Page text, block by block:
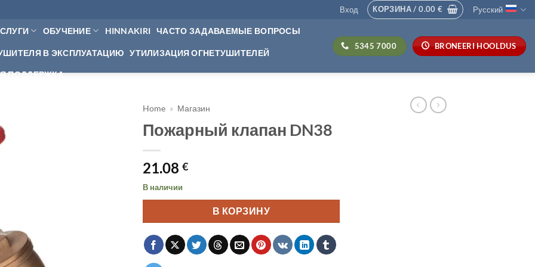
Вход КОРЗИНА /0.00€ Русский
ОБУЧЕНИЕ HINNAKIRI ЧАСТО ЗАДАВАЕМЫЕ ВОПРОСЫ
В ЭКСПЛУАТАЦИЮ УТИЛИЗАЦИЯ ОГНЕТУШИТЕЛЕЙ
ПОДДЕРЖКА
5345 7000 BRONEERI HOOLDUS
Home » Магазин
Пожарный клапан DN38
21.08 €
В наличии
В КОРЗИНУ